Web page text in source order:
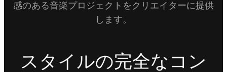
感のある音楽プロジェクトをクリエイターに提供
します。
スタイルの完全なコン